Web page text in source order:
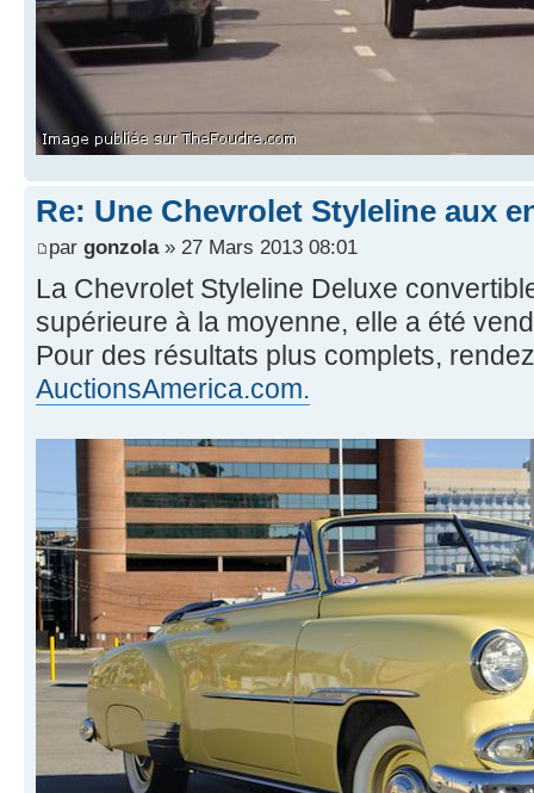
Re: Une Chevrolet Styleline aux
par gonzola» 27 Mars 2013 08:01
La Chevrolet Styleline Deluxe
supérieure à la moyenne, elle a été
Pour des résultats plus complets,
AuctionsAmerica.com.